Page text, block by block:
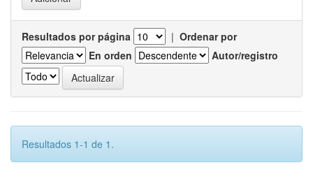
Resultados por página | Ordenar por
En orden
Autor/registro
Resultados 1-1 de 1.